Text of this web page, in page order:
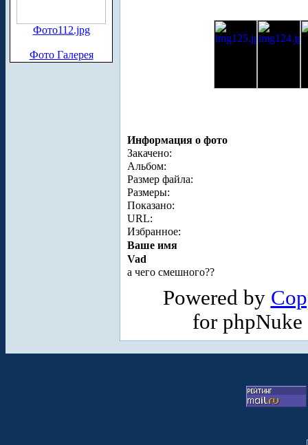
Фото112.jpg
Фото Галерея
Информация о фото
Закачено:
Альбом:
Размер файла:
Размеры:
Показано:
URL:
Избранное:
Ваше имя
Vad
а чего смешного??
Powered by
for